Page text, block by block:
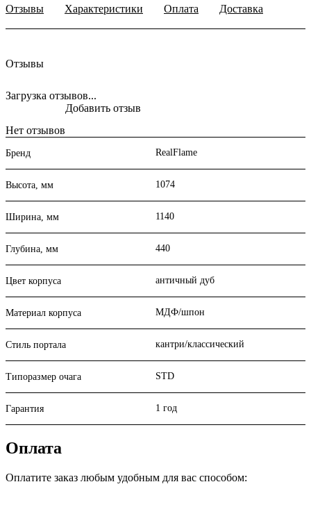
Отзывы Характеристики Оплата Доставка
Отзывы
Загрузка отзывов...
Нет отзывов
Добавить отзыв
Бренд RealFlame
Высота, мм 1074
Ширина, мм 1140
Глубина, мм 440
Цвет корпуса античный дуб
Материал корпуса МДФ/шпон
Стиль портала кантри/классический
Типоразмер очага STD
Гарантия 1 год
Оплата
Оплатите заказ любым удобным для вас способом: